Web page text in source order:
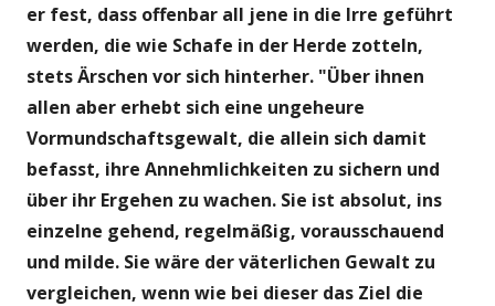
er fest, dass offenbar all jene in die Irre geführt
werden, die wie Schafe in der Herde zotteln,
stets Ärschen vor sich hinterher. "Über ihnen
allen aber erhebt sich eine ungeheure
Vormundschaftsgewalt, die allein sich damit
befasst, ihre Annehmlichkeiten zu sichern und
über ihr Ergehen zu wachen. Sie ist absolut, ins
einzelne gehend, regelmäßig, vorausschauend
und milde. Sie wäre der väterlichen Gewalt zu
vergleichen, wenn wie bei dieser das Ziel die